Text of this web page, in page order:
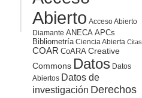
Abierto Acceso Abierto
Diamante ANECA APCs
Bibliometría Ciencia Abierta Citas
COAR CoARA Creative
Commons Datos Datos
Abiertos Datos de
investigación Derechos